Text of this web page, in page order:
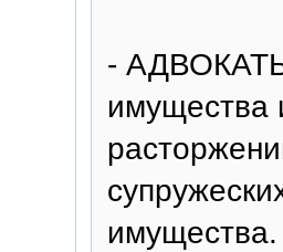
-
имущества
имущества.